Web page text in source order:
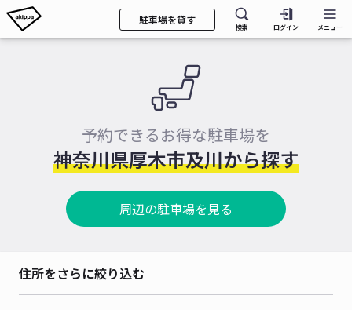
駐車場を貸す
検索 ログイン メニュー
予約できるお得な駐車場を
神奈川県厚木市及川から探す
周辺の駐車場を見る
住所をさらに絞り込む